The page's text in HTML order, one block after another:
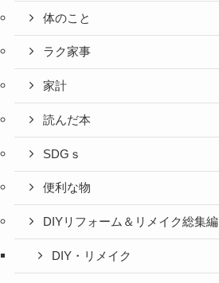
体のこと
ラク家事
家計
読んだ本
SDGｓ
便利な物
DIYリフォーム＆リメイク総集編
DIY・リメイク